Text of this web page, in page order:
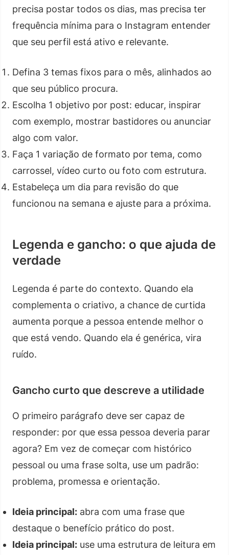
precisa postar todos os dias, mas precisa ter
frequência mínima para o Instagram entender
que seu perfil está ativo e relevante.
Defina 3 temas fixos para o mês, alinhados ao
que seu público procura.
Escolha 1 objetivo por post: educar, inspirar
com exemplo, mostrar bastidores ou anunciar
algo com valor.
Faça 1 variação de formato por tema, como
carrossel, vídeo curto ou foto com estrutura.
Estabeleça um dia para revisão do que
funcionou na semana e ajuste para a próxima.
Legenda e gancho: o que ajuda de
verdade
Legenda é parte do contexto. Quando ela
complementa o criativo, a chance de curtida
aumenta porque a pessoa entende melhor o
que está vendo. Quando ela é genérica, vira
ruído.
Gancho curto que descreve a utilidade
O primeiro parágrafo deve ser capaz de
responder: por que essa pessoa deveria parar
agora? Em vez de começar com histórico
pessoal ou uma frase solta, use um padrão:
problema, promessa e orientação.
Ideia principal: abra com uma frase que
destaque o benefício prático do post.
Ideia principal: use uma estrutura de leitura em